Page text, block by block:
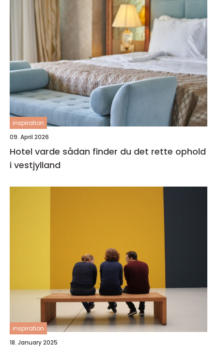
inspiration
09. April 2026
Hotel varde sådan finder du det rette ophold
i vestjylland
inspiration
18. January 2025